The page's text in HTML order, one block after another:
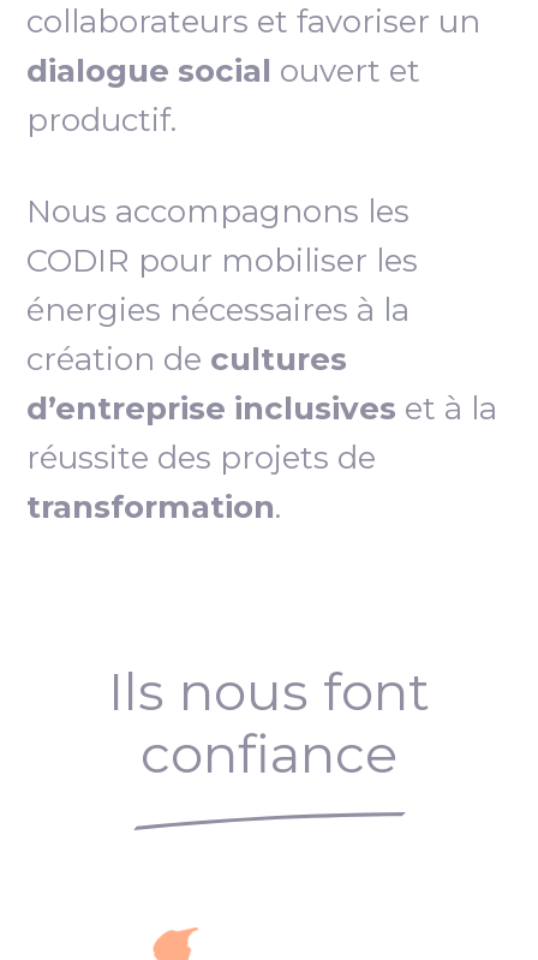
collaborateurs et favoriser un
dialogue social ouvert et
productif.
Nous accompagnons les
CODIR pour mobiliser les
énergies nécessaires à la
création de cultures
d’entreprise inclusives et à la
réussite des projets de
transformation.
Ils nous font
confiance